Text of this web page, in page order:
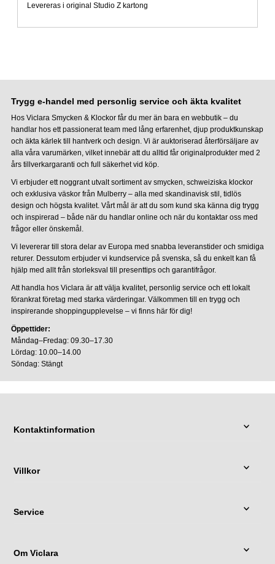
Levereras i original Studio Z kartong
Trygg e-handel med personlig service och äkta kvalitet
Hos Viclara Smycken & Klockor får du mer än bara en webbutik – du
handlar hos ett passionerat team med lång erfarenhet, djup produktkunskap
och äkta kärlek till hantverk och design. Vi är auktoriserad återförsäljare av
alla våra varumärken, vilket innebär att du alltid får originalprodukter med 2
års tillverkargaranti och full säkerhet vid köp.
Vi erbjuder ett noggrant utvalt sortiment av smycken, schweiziska klockor
och exklusiva väskor från Mulberry – alla med skandinavisk stil, tidlös
design och högsta kvalitet. Vårt mål är att du som kund ska känna dig trygg
och inspirerad – både när du handlar online och när du kontaktar oss med
frågor eller önskemål.
Vi levererar till stora delar av Europa med snabba leveranstider och smidiga
returer. Dessutom erbjuder vi kundservice på svenska, så du enkelt kan få
hjälp med allt från storleksval till presenttips och garantifrågor.
Att handla hos Viclara är att välja kvalitet, personlig service och ett lokalt
förankrat företag med starka värderingar. Välkommen till en trygg och
inspirerande shoppingupplevelse – vi finns här för dig!
Öppettider:
Måndag–Fredag: 09.30–17.30
Lördag: 10.00–14.00
Söndag: Stängt
Kontaktinformation
Villkor
Service
Om Viclara